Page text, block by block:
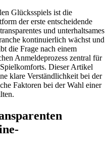
Glücksspiels ist die
der erste entscheidende
und unterhaltsames
kontinuierlich wächst und
die Frage nach einem
Anmeldeprozess zentral für
Dieser Artikel
klare Verständlichkeit bei der
Faktoren bei der Wahl einer